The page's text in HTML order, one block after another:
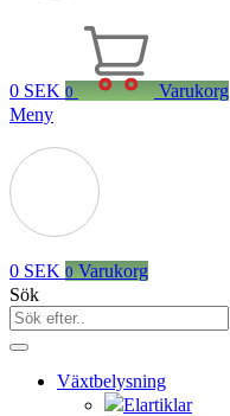
0 SEK 0
Varukorg
Meny
0 SEK 0 Varukorg
Sök
Växtbelysning
Elartiklar